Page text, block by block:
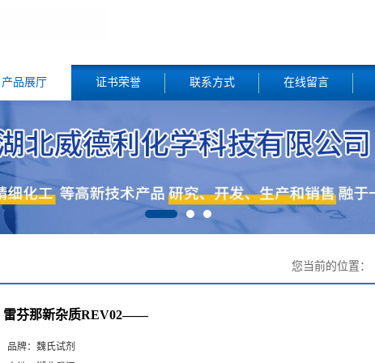
产品展厅 证书荣誉 联系方式 在线留言
您当前的位置：
雷芬那新杂质REV02——
品牌： 魏氏试剂